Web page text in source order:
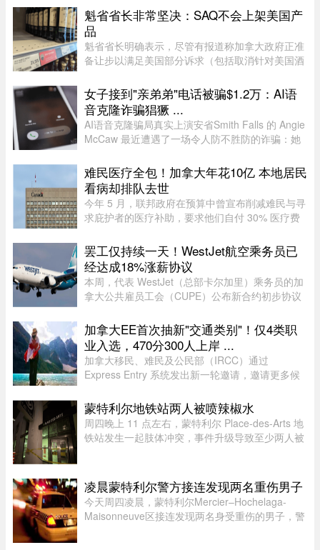
（8日）下午在温哥华市中心发 ...
魁省省长非常坚决：SAQ不会上架美国产
品
魁省省长明确表示，尽管有报道称加拿大政府正准
备让步以满足美国部分诉求（包括取消针对美国酒
任何美国产品。根据省长 Christine Fréchette 办公
室周五发表的声明，在 ...
女子接到"亲弟弟"电话被骗$1.2万：AI语
音克隆诈骗猖獗 ...
AI语音克隆骗局真实上演安省Smith Falls 的 Angie
McCaw 最近遭遇了一场令人防不胜防的诈骗：她
叫出了她弟弟的名字，连声音都几乎一模一
样。"电话那头听起来真的就是我 ...
难民医疗全包！加拿大年花10亿 本地居民
看病却排队去世
今年 5 月，联邦政府在预算中曾宣布削减难民与寻
求庇护者的医疗补助，要求他们自付 30% 医疗费
在 7 月 31 日低调撤回该政策，恢复了难民和寻求
庇护者医疗全额资助，包 ...
罢工仅持续一天！WestJet航空乘务员已
经达成18%涨薪协议
本周，代表 WestJet（总部卡尔加里）乘务员的加
拿大公共雇员工会（CUPE）公布新合约初步协议
时段津贴"，地面工作也获补偿；休息时间增加；
餐食和制服津贴上调；其他一系 ...
加拿大EE首次抽新"交通类别"！仅4类职
业入选，470分300人上岸 ...
加拿大移民、难民及公民部（IRCC）通过
Express Entry 系统发出新一轮邀请，邀请更多候
Andre Furtado在本次抽选中，移民部针对全新的
交通类别（Transport category）发出 ...
蒙特利尔地铁站两人被喷辣椒水
周四晚上 11 点左右，蒙特利尔 Place-des-Arts 地
铁站发生一起肢体冲突，事件升级导致至少两人被
多名乘客。蒙特利尔警方 ...
凌晨蒙特利尔警方接连发现两名重伤男子
今天周四凌晨，蒙特利尔Mercier–Hochelaga-
Maisonneuve区接连发现两名身受重伤的男子，警